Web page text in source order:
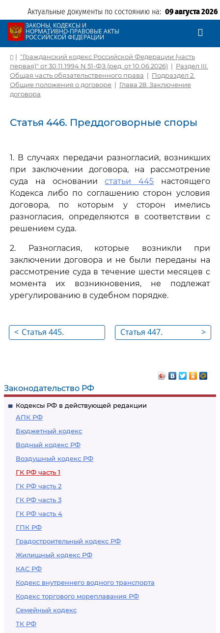
Актуальные документы по состоянию на: 09 августа 2026
ЗАКОНЫ, КОДЕКСЫ И
НОРМАТИВНО-ПРАВОВЫЕ АКТЫ
РОССИЙСКОЙ ФЕДЕРАЦИИ
Законодательство РФ
Кодексы РФ в действующей редакции
АПК РФ
Бюджетный кодекс
Водный кодекс РФ
Воздушный кодекс РФ
ГК РФ часть 1
ГК РФ часть 2
ГК РФ часть 3
ГК РФ часть 4
ГПК РФ
Градостроительный кодекс РФ
Жилищный кодекс РФ
КАС РФ
Кодекс внутреннего водного транспорта
Кодекс торгового мореплавания РФ
Семейный кодекс
ТК РФ
| "Гражданский кодекс Российской Федерации (часть
первая)" от 30.11.1994 N 51-ФЗ (ред. от 10.06.2026) | Раздел III.
Общая часть обязательственного права | Подраздел 2.
Общие положения о договоре | Глава 28. Заключение
договора
Статья 446. Преддоговорные споры
1. В случаях передачи разногласий, возникших
при заключении договора, на рассмотрение
суда на основаниистатьи 445 настоящего
Кодекса либо по соглашению сторон условия
договора, по которым у сторон имелись
разногласия, определяются в соответствии с
решением суда.
2. Разногласия, которые возникли при
заключении договора и не были переданы на
рассмотрение суда в течение шести месяцев с
момента их возникновения, не подлежат
урегулированию в судебном порядке.
< Статья 445.
>
Статья 447.